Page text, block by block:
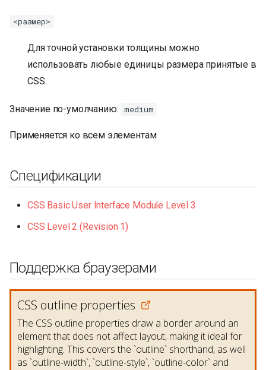
<размер>
Для точной установки толщины можно
использовать любые единицы размера принятые в
CSS.
Значение по-умолчанию: medium
Применяется ко всем элементам
Спецификации
CSS Basic User Interface Module Level 3
CSS Level 2 (Revision 1)
Поддержка браузерами